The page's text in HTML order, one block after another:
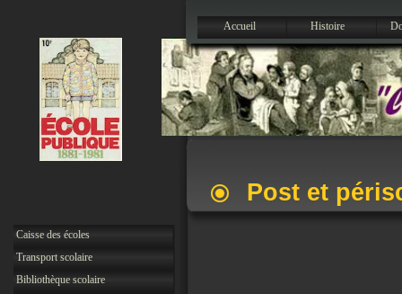
Post et
Caisse des écoles
Transport scolaire
Bibliothèque scolaire
Accueil Histoire